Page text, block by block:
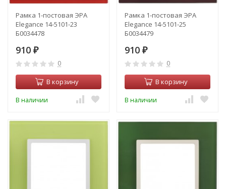
Рамка 1-постовая ЭРА
Elegance 14-5101-23
Б0034478
910 ₽
0
В корзину
В наличии
Рамка 1-постовая ЭРА
Elegance 14-5101-25
Б0034479
910 ₽
0
В корзину
В наличии